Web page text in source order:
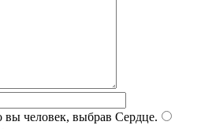
вы человек, выбрав Сердце.